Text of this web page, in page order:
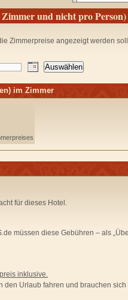
und nicht pro Person)
Zimmerpreise angezeigt werden
im Zimmer
für dieses Hotel.
müssen diese Gebühren – als
inklusive.
den Urlaub fahren und brauchen